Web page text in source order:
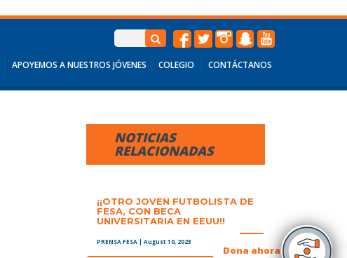
APOYEMOS A NUESTROS JÓVENES COLEGIO CONTÁCTANOS
Dona ahora
NOTICIAS
RELACIONADAS
¡¡OTRO JOVEN FUTBOLISTA DE
FESA, CON BECA
UNIVERSITARIA EN EEUU!!
PRENSA FESA | August 10, 2023